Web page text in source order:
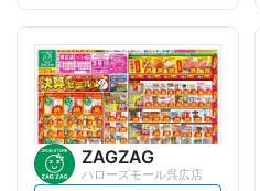
l
o
w
ZAGZAG
ハローズモール呉広店